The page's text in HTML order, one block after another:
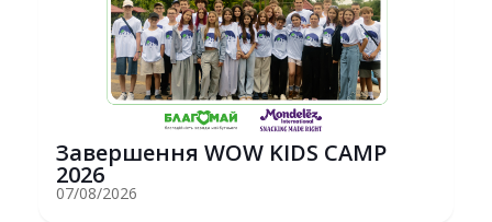
Завершення WOW KIDS CAMP
2026
07/08/2026